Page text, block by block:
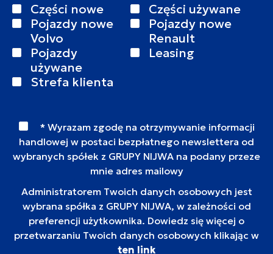
Części nowe
Części używane
Pojazdy nowe
Volvo
Pojazdy nowe
Renault
Pojazdy
używane
Leasing
Strefa klienta
* Wyrazam zgodę na otrzymywanie informacji
handlowej w postaci bezpłatnego newslettera od
wybranych spółek z GRUPY NIJWA na podany przeze
mnie adres mailowy
Administratorem Twoich danych osobowych jest
wybrana spółka z GRUPY NIJWA, w zależności od
preferencji użytkownika. Dowiedz się więcej o
przetwarzaniu Twoich danych osobowych klikając w
ten link